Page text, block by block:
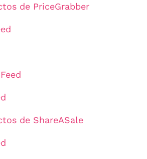
de PriceGrabber
de ShareASale